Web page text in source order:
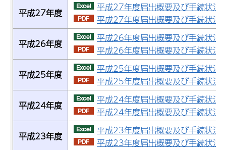
平成27年度
平成27年度届出概要及び手続状
平成27年度届出概要及び手続状
平成26年度
平成26年度届出概要及び手続状
平成26年度届出概要及び手続状
平成25年度
平成25年度届出概要及び手続状
平成25年度届出概要及び手続状
平成24年度
平成24年度届出概要及び手続状
平成24年度届出概要及び手続状
平成23年度
平成23年度届出概要及び手続状
平成23年度届出概要及び手続状